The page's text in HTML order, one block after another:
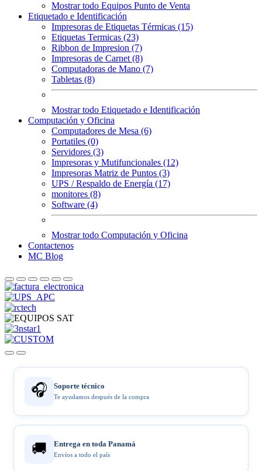
Mostrar todo Equipos Punto de Venta
Etiquetado e Identificación
Impresoras de Etiquetas Térmicas (15)
Etiquetas Termicas (23)
Ribbon de Impresion (7)
Impresoras de Carnet (8)
Computadoras de Mano (7)
Tabletas (8)
Mostrar todo Etiquetado e Identificación
Computación y Oficina
Computadores de Mesa (6)
Portatiles (0)
Servidores (3)
Impresoras y Mutifuncionales (12)
Impresoras Matriz de Puntos (3)
UPS / Respaldo de Energía (17)
monitores (8)
Software (4)
Mostrar todo Computación y Oficina
Contactenos
MC Blog
🎧 Soporte técnico
Te ayudamos después de la compra
🚚 Entrega en toda Panamá
Envíos a todo el país